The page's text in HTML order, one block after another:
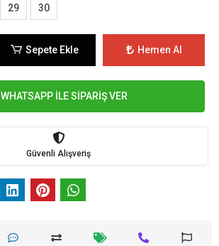
29 30
Sepete Ekle Hemen Al
WHATSAPP İLE SİPARİŞ VER
Güvenli Alışveriş